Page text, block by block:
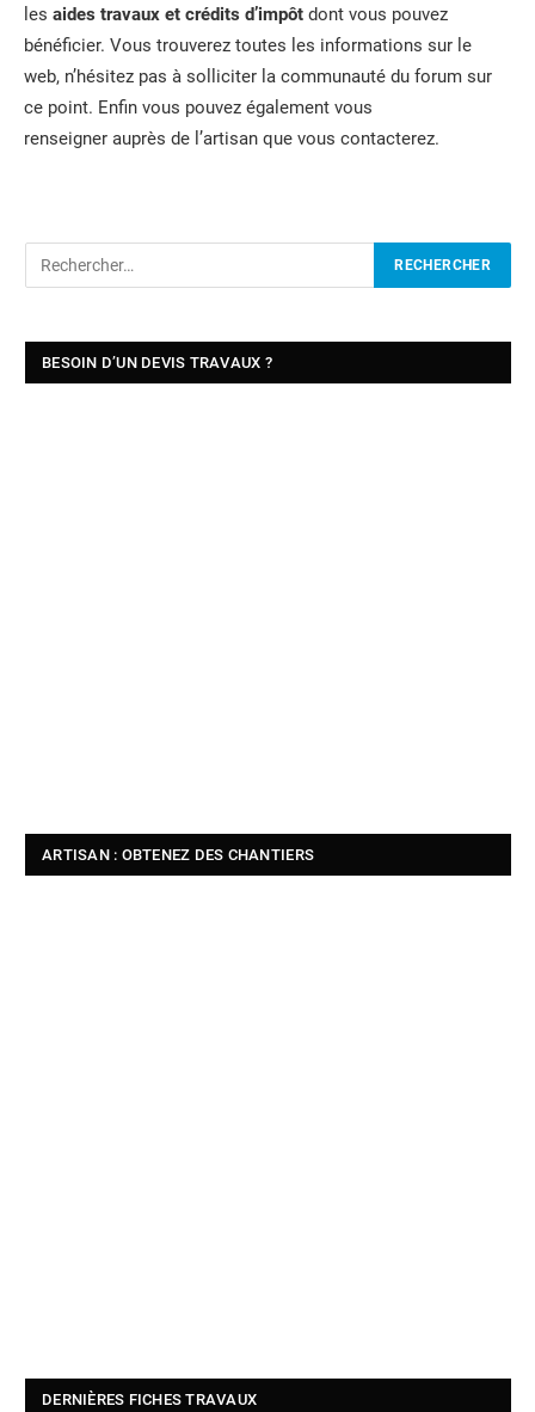
les aides travaux et crédits d’impôt dont vous pouvez
bénéficier. Vous trouverez toutes les informations sur le
web, n’hésitez pas à solliciter la communauté du forum sur
ce point. Enfin vous pouvez également vous
renseigner auprès de l’artisan que vous contacterez.
BESOIN D’UN DEVIS TRAVAUX ?
ARTISAN : OBTENEZ DES CHANTIERS
DERNIÈRES FICHES TRAVAUX